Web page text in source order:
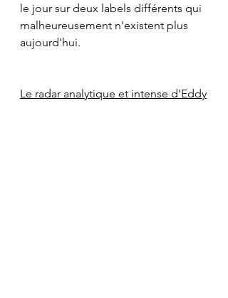
le jour sur deux labels différents qui
malheureusement n'existent plus
aujourd'hui.
Le radar analytique et intense d'Eddy